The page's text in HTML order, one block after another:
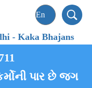
-Kaka Bhajans
પાર છે જગ